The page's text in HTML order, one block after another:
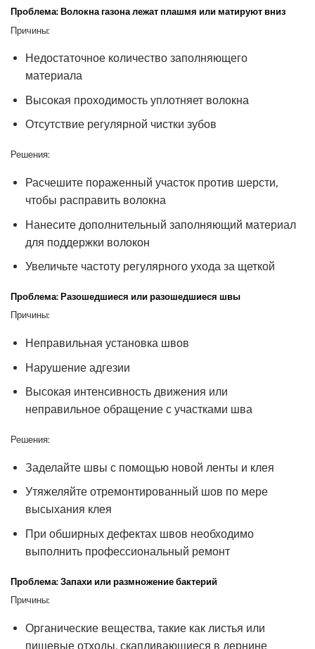
Проблема: Волокна газона лежат плашмя или матируют вниз
Причины:
Недостаточное количество заполняющего
материала
Высокая проходимость уплотняет волокна
Отсутствие регулярной чистки зубов
Решения:
Расчешите пораженный участок против шерсти,
чтобы расправить волокна
Нанесите дополнительный заполняющий материал
для поддержки волокон
Увеличьте частоту регулярного ухода за щеткой
Проблема: Разошедшиеся или разошедшиеся швы
Причины:
Неправильная установка швов
Нарушение адгезии
Высокая интенсивность движения или
неправильное обращение с участками шва
Решения:
Заделайте швы с помощью новой ленты и клея
Утяжеляйте отремонтированный шов по мере
высыхания клея
При обширных дефектах швов необходимо
выполнить профессиональный ремонт
Проблема: Запахи или размножение бактерий
Причины:
Органические вещества, такие как листья или
пищевые отходы, скапливающиеся в дернине